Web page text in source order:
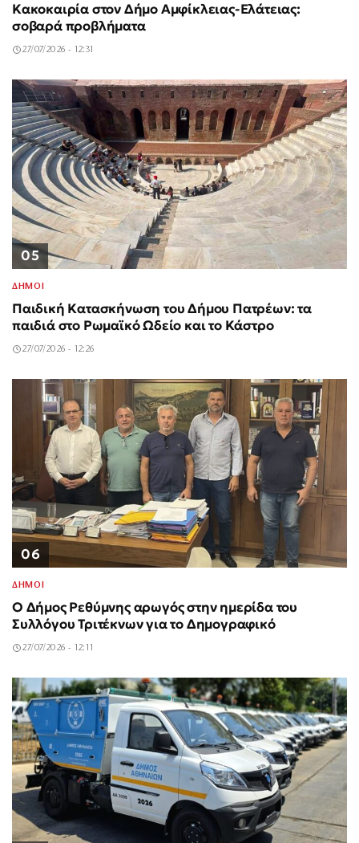
Κακοκαιρία στον Δήμο Αμφίκλειας-Ελάτειας:
σοβαρά προβλήματα
27/07/2026 - 12:31
05
ΔΗΜΟΙ
Παιδική Κατασκήνωση του Δήμου Πατρέων: τα
παιδιά στο Ρωμαϊκό Ωδείο και το Κάστρο
27/07/2026 - 12:26
06
ΔΗΜΟΙ
Ο Δήμος Ρεθύμνης αρωγός στην ημερίδα του
Συλλόγου Τριτέκνων για το Δημογραφικό
27/07/2026 - 12:11